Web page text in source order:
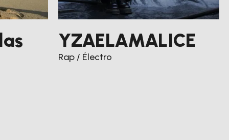
YZAELAMALICE
Rap / Électro